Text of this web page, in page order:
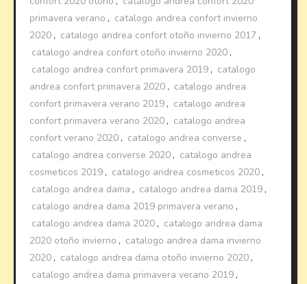
primavera verano , catalogo andrea confort invierno
2020 , catalogo andrea confort otoño invierno 2017 ,
catalogo andrea confort otoño invierno 2020 ,
catalogo andrea confort primavera 2019 , catalogo
andrea confort primavera 2020 , catalogo andrea
confort primavera verano 2019 , catalogo andrea
confort primavera verano 2020 , catalogo andrea
confort verano 2020 , catalogo andrea converse ,
catalogo andrea converse 2020 , catalogo andrea
cosmeticos 2019 , catalogo andrea cosmeticos 2020 ,
catalogo andrea dama , catalogo andrea dama 2019 ,
catalogo andrea dama 2019 primavera verano ,
catalogo andrea dama 2020 , catalogo andrea dama
2020 otoño invierno , catalogo andrea dama invierno
2020 , catalogo andrea dama otoño invierno 2020 ,
catalogo andrea dama primavera verano 2019 ,